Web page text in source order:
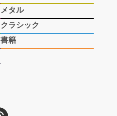
メタル
クラシック
書籍